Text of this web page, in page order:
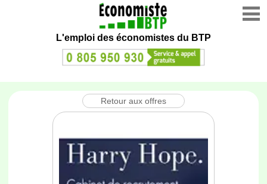
L'emploi des économistes du BTP
Retour aux offres